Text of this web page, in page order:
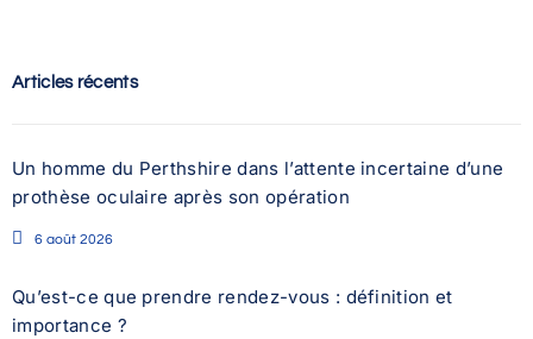
Articles récents
Un homme du Perthshire dans l’attente incertaine d’une
prothèse oculaire après son opération
6 août 2026
Qu’est-ce que prendre rendez-vous : définition et
importance ?